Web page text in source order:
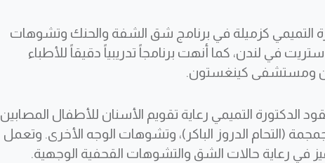
التميمي كزميلة في برنامج شق الشفة والحنك وتشوهات
في لندن، كما أنهت برنامجاً تدريبياً دقيقاً للأطباء
ومستشفى كينغستون.
انضمامها إلى سدرة للطب في عام 2021، تقود الدكتورة التميمي رعاية تقويم الأسنان للأطفال المصابين
(التحام الدروز الباكر)، وتشوهات الوجه الأخرى. وتعمل
رعاية حالات الشق والتشوهات القحفية الوجهية.